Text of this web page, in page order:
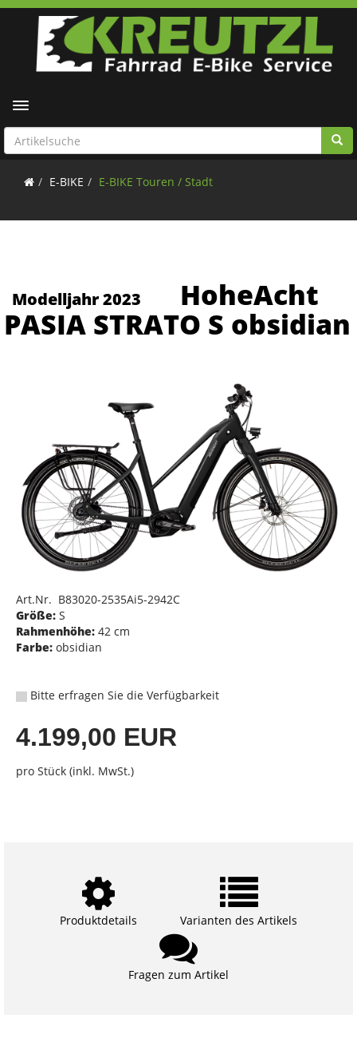
Toggle navigation
E-BIKE E-BIKE Touren / Stadt
Modelljahr 2023
HoheAcht
PASIA STRATO S obsidian
Art.Nr. B83020-2535Ai5-2942C
Größe: S
Rahmenhöhe: 42 cm
Farbe: obsidian
Bitte erfragen Sie die Verfügbarkeit
4.199,00 EUR
pro Stück (inkl. MwSt.)
Produktdetails Varianten des Artikels
Fragen zum Artikel